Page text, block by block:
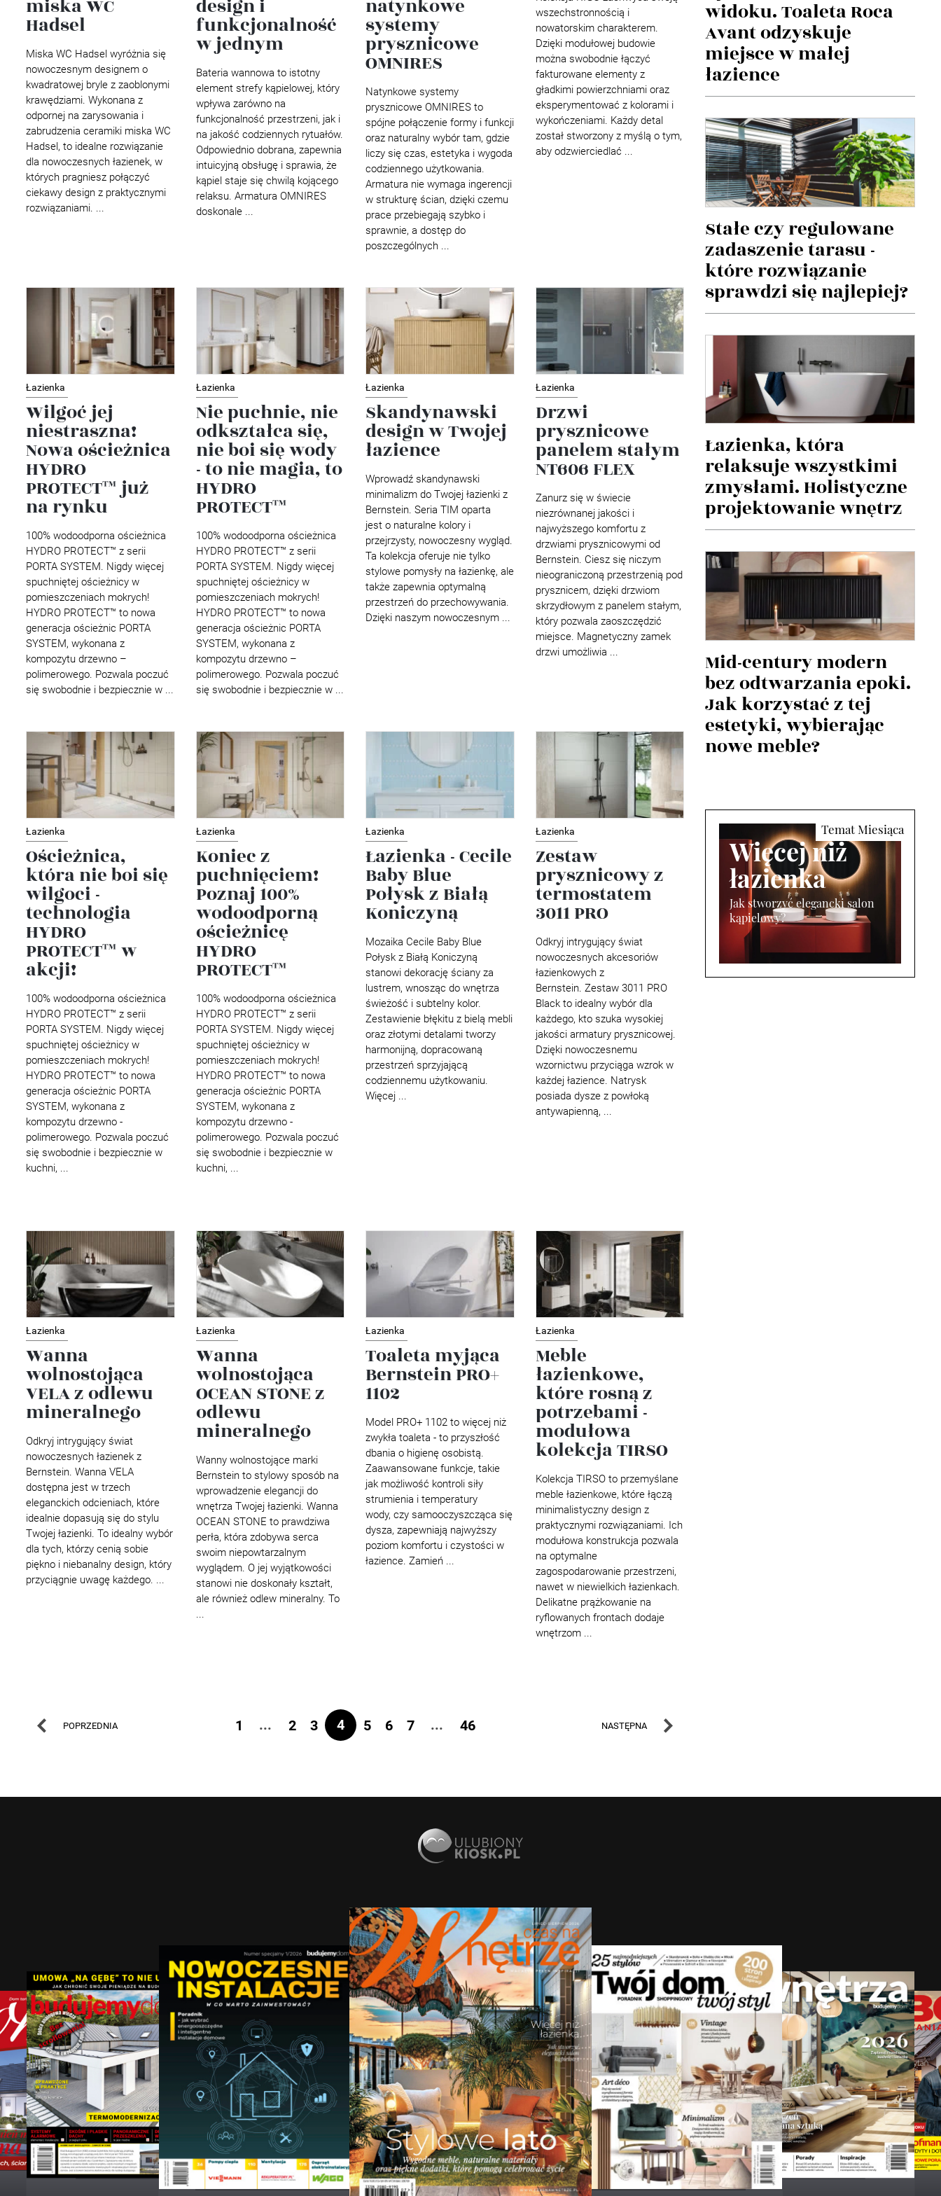
Wellnes
DIY
miska WC
Hadsel
Miska WC Hadsel wyróżnia się
nowoczesnym designem o
kwadratowej bryle z zaoblonymi
krawędziami. Wykonana z
odpornej na zarysowania i
zabrudzenia ceramiki miska WC
Hadsel, to idealne rozwiązanie
dla nowoczesnych łazienek, w
których pragniesz połączyć
ciekawy design z praktycznymi
rozwiązaniami. ...
design i
funkcjonalność
w jednym
Bateria wannowa to istotny
element strefy kąpielowej, który
wpływa zarówno na
funkcjonalność przestrzeni, jak i
na jakość codziennych rytuałów.
Odpowiednio dobrana, zapewnia
intuicyjną obsługę i sprawia, że
kąpiel staje się chwilą kojącego
relaksu. Armatura OMNIRES
doskonale ...
natynkowe
systemy
prysznicowe
OMNIRES
Natynkowe systemy
prysznicowe OMNIRES to
spójne połączenie formy i funkcji
oraz naturalny wybór tam, gdzie
liczy się czas, estetyka i wygoda
codziennego użytkowania.
Armatura nie wymaga ingerencji
w strukturę ścian, dzięki czemu
prace przebiegają szybko i
sprawnie, a dostęp do
poszczególnych ...
wszechstronnością i
nowatorskim charakterem.
Dzięki modułowej budowie
można swobodnie łączyć
fakturowane elementy z
gładkimi powierzchniami oraz
eksperymentować z kolorami i
wykończeniami. Każdy detal
został stworzony z myślą o tym,
aby odzwierciedlać ...
Łazienka
Wilgoć jej
niestraszna!
Nowa ościeżnica
HYDRO
PROTECT™ już
na rynku
100% wodoodporna ościeżnica
HYDRO PROTECT™ z serii
PORTA SYSTEM. Nigdy więcej
spuchniętej ościeżnicy w
pomieszczeniach mokrych!
HYDRO PROTECT™ to nowa
generacja ościeżnic PORTA
SYSTEM, wykonana z
kompozytu drzewno –
polimerowego. Pozwala poczuć
się swobodnie i bezpiecznie w ...
Łazienka
Nie puchnie, nie
odkształca się,
nie boi się wody
- to nie magia, to
HYDRO
PROTECT™
100% wodoodporna ościeżnica
HYDRO PROTECT™ z serii
PORTA SYSTEM. Nigdy więcej
spuchniętej ościeżnicy w
pomieszczeniach mokrych!
HYDRO PROTECT™ to nowa
generacja ościeżnic PORTA
SYSTEM, wykonana z
kompozytu drzewno –
polimerowego. Pozwala poczuć
się swobodnie i bezpiecznie w ...
Łazienka
Skandynawski
design w Twojej
łazience
Wprowadź skandynawski
minimalizm do Twojej łazienki z
Bernstein. Seria TIM oparta
jest o naturalne kolory i
przejrzysty, nowoczesny wygląd.
Ta kolekcja oferuje nie tylko
stylowe pomysły na łazienkę, ale
także zapewnia optymalną
przestrzeń do przechowywania.
Dzięki naszym nowoczesnym ...
Łazienka
Drzwi
prysznicowe
panelem stałym
NT606 FLEX
Zanurz się w świecie
niezrównanej jakości i
najwyższego komfortu z
drzwiami prysznicowymi od
Bernstein. Ciesz się niczym
nieograniczoną przestrzenią pod
prysznicem, dzięki drzwiom
skrzydłowym z panelem stałym,
który pozwala zaoszczędzić
miejsce. Magnetyczny zamek
drzwi umożliwia ...
Łazienka
Ościeżnica,
która nie boi się
wilgoci -
technologia
HYDRO
PROTECT™ w
akcji!
100% wodoodporna ościeżnica
HYDRO PROTECT™ z serii
PORTA SYSTEM. Nigdy więcej
spuchniętej ościeżnicy w
pomieszczeniach mokrych!
HYDRO PROTECT™ to nowa
generacja ościeżnic PORTA
SYSTEM, wykonana z
kompozytu drzewno -
polimerowego. Pozwala poczuć
się swobodnie i bezpiecznie w
kuchni, ...
Łazienka
Koniec z
puchnięciem!
Poznaj 100%
wodoodporną
ościeżnicę
HYDRO
PROTECT™
100% wodoodporna ościeżnica
HYDRO PROTECT™ z serii
PORTA SYSTEM. Nigdy więcej
spuchniętej ościeżnicy w
pomieszczeniach mokrych!
HYDRO PROTECT™ to nowa
generacja ościeżnic PORTA
SYSTEM, wykonana z
kompozytu drzewno -
polimerowego. Pozwala poczuć
się swobodnie i bezpiecznie w
kuchni, ...
Łazienka
Łazienka - Cecile
Baby Blue
Połysk z Białą
Koniczyną
Mozaika Cecile Baby Blue
Połysk z Białą Koniczyną
stanowi dekorację ściany za
lustrem, wnosząc do wnętrza
świeżość i subtelny kolor.
Zestawienie błękitu z bielą mebli
oraz złotymi detalami tworzy
harmonijną, dopracowaną
przestrzeń sprzyjającą
codziennemu użytkowaniu.
Więcej ...
Łazienka
Zestaw
prysznicowy z
termostatem
3011 PRO
Odkryj intrygujący świat
nowoczesnych akcesoriów
łazienkowych z
Bernstein. Zestaw 3011 PRO
Black to idealny wybór dla
każdego, kto szuka wysokiej
jakości armatury prysznicowej.
Dzięki nowoczesnemu
wzornictwu przyciąga wzrok w
każdej łazience. Natrysk
posiada dysze z powłoką
antywapienną, ...
Łazienka
Wanna
wolnostojąca
VELA z odlewu
mineralnego
Odkryj intrygujący świat
nowoczesnych łazienek z
Bernstein. Wanna VELA
dostępna jest w trzech
eleganckich odcieniach, które
idealnie dopasują się do stylu
Twojej łazienki. To idealny wybór
dla tych, którzy cenią sobie
piękno i niebanalny design, który
przyciągnie uwagę każdego. ...
Łazienka
Wanna
wolnostojąca
OCEAN STONE z
odlewu
mineralnego
Wanny wolnostojące marki
Bernstein to stylowy sposób na
wprowadzenie elegancji do
wnętrza Twojej łazienki. Wanna
OCEAN STONE to prawdziwa
perła, która zdobywa serca
swoim niepowtarzalnym
wyglądem. O jej wyjątkowości
stanowi nie doskonały kształt,
ale również odlew mineralny. To
...
Łazienka
Toaleta myjąca
Bernstein PRO+
1102
Model PRO+ 1102 to więcej niż
zwykła toaleta - to przyszłość
dbania o higienę osobistą.
Zaawansowane funkcje, takie
jak możliwość kontroli siły
strumienia i temperatury
wody, czy samooczyszcząca się
dysza, zapewniają najwyższy
poziom komfortu i czystości w
łazience. Zamień ...
Łazienka
Meble
łazienkowe,
które rosną z
potrzebami -
modułowa
kolekcja TIRSO
Kolekcja TIRSO to przemyślane
meble łazienkowe, które łączą
minimalistyczny design z
praktycznymi rozwiązaniami. Ich
modułowa konstrukcja pozwala
na optymalne
zagospodarowanie przestrzeni,
nawet w niewielkich łazienkach.
Delikatne prążkowanie na
ryflowanych frontach dodaje
wnętrzom ...
POPRZEDNIA 1 ... 2 3 4 5 6 7 ... 46 NASTĘPNA
widoku. Toaleta Roca
Avant odzyskuje
miejsce w małej
łazience
Stałe czy regulowane
zadaszenie tarasu -
które rozwiązanie
sprawdzi się najlepiej?
Łazienka, która
relaksuje wszystkimi
zmysłami. Holistyczne
projektowanie wnętrz
Mid-century modern
bez odtwarzania epoki.
Jak korzystać z tej
estetyki, wybierając
nowe meble?
Więcej niż
łazienka
Jak stworzyć elegancki salon
kąpielowy?